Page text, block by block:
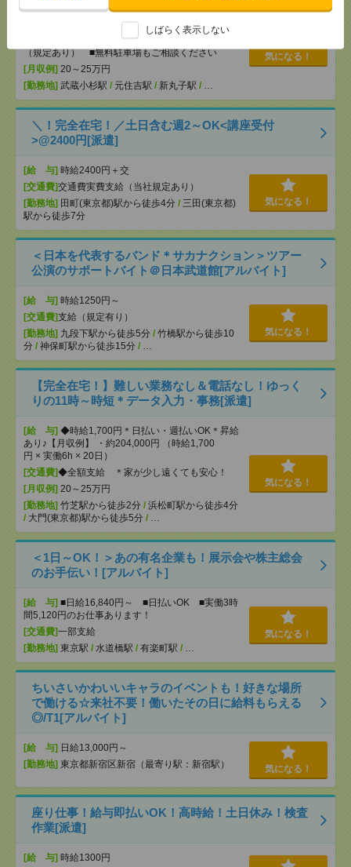
しばらく表示しない
[給 与]日収3.2万円～（日勤時給1800円） ■月
収例25.9万円～（夜勤月8回勤務の場合）
交通費全額支給 ■ガソリン代も全額支給
（規定あり） ■無料駐車場もご相談ください
[月収例] 20～25万円
[勤務地] 武蔵小杉駅 / 元住吉駅 / 新丸子駅 /
気になる！
＼！完全在宅！／土日含む週2～OK<講座受付
>@2400円[派遣]
[給 与] 時給2400円＋交
[交通費]交通費実費支給（当社規定あり）
[勤務地] 田町(東京都)駅から徒歩4分 / 三田(東京都)
駅から徒歩7分
気になる！
＜日本を代表するバンド＊サカナクション＞ツアー
公演のサポートバイト＠日本武道館[アルバイト]
[給 与] 時給1250円～
[交通費]支給（規定有り）
[勤務地] 九段下駅から徒歩5分 / 竹橋駅から徒歩10
分 / 神保町駅から徒歩15分 /
気になる！
【完全在宅！】難しい業務なし＆電話なし！ゆっく
りの11時～時短＊データ入力・事務[派遣]
[給 与] ◆時給1,700円＊日払い・週払いOK＊昇給
あり♪【月収例】 ・約204,000円 （時給1,700
円 × 実働6h × 20日）
[交通費]◆全額支給 ＊家が少し遠くても安心！
[月収例] 20～25万円
[勤務地] 竹芝駅から徒歩2分 / 浜松町駅から徒歩4分
/ 大門(東京都)駅から徒歩5分 /
気になる！
＜1日～OK！＞あの有名企業も！展示会や株主総会
のお手伝い！[アルバイト]
[給 与] ■日給16,840円～ ■日払いOK ■実働3時
間5,120円のお仕事あります！
[交通費]一部支給
[勤務地] 東京駅 / 水道橋駅 / 有楽町駅 /
気になる！
ちいさいかわいいキャラのイベントも！好きな場所
で働ける☆来社不要！働いたその日に給料もらえる
◎/T1[アルバイト]
[給 与] 日給13,000円～
[勤務地] 東京都新宿区新宿（最寄り駅：新宿駅） 気になる！
座り仕事！給与即払いOK！高時給！土日休み！検査
作業[派遣]
[給 与] 時給1300円